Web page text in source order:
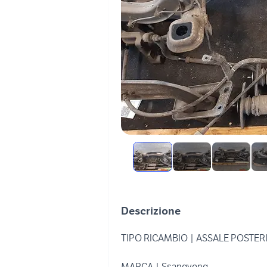
Descrizione
TIPO RICAMBIO | ASSALE